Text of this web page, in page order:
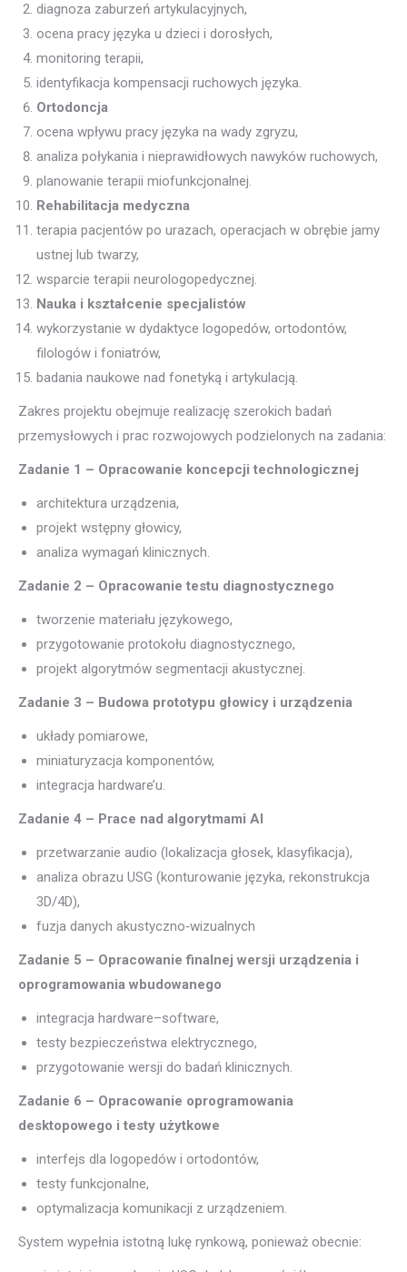
diagnoza zaburzeń artykulacyjnych,
ocena pracy języka u dzieci i dorosłych,
monitoring terapii,
identyfikacja kompensacji ruchowych języka.
Ortodoncja
ocena wpływu pracy języka na wady zgryzu,
analiza połykania i nieprawidłowych nawyków ruchowych,
planowanie terapii miofunkcjonalnej.
Rehabilitacja medyczna
terapia pacjentów po urazach, operacjach w obrębie jamy
ustnej lub twarzy,
wsparcie terapii neurologopedycznej.
Nauka i kształcenie specjalistów
wykorzystanie w dydaktyce logopedów, ortodontów,
filologów i foniatrów,
badania naukowe nad fonetyką i artykulacją.
Zakres projektu obejmuje realizację szerokich badań
przemysłowych i prac rozwojowych podzielonych na zadania:
Zadanie 1 – Opracowanie koncepcji technologicznej
architektura urządzenia,
projekt wstępny głowicy,
analiza wymagań klinicznych.
Zadanie 2 – Opracowanie testu diagnostycznego
tworzenie materiału językowego,
przygotowanie protokołu diagnostycznego,
projekt algorytmów segmentacji akustycznej.
Zadanie 3 – Budowa prototypu głowicy i urządzenia
układy pomiarowe,
miniaturyzacja komponentów,
integracja hardware’u.
Zadanie 4 – Prace nad algorytmami AI
przetwarzanie audio (lokalizacja głosek, klasyfikacja),
analiza obrazu USG (konturowanie języka, rekonstrukcja
3D/4D),
fuzja danych akustyczno‑wizualnych
Zadanie 5 – Opracowanie finalnej wersji urządzenia i
oprogramowania wbudowanego
integracja hardware–software,
testy bezpieczeństwa elektrycznego,
przygotowanie wersji do badań klinicznych.
Zadanie 6 – Opracowanie oprogramowania
desktopowego i testy użytkowe
interfejs dla logopedów i ortodontów,
testy funkcjonalne,
optymalizacja komunikacji z urządzeniem.
System wypełnia istotną lukę rynkową, ponieważ obecnie: